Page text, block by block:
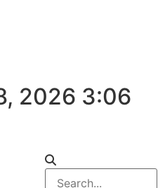
2026 3:06